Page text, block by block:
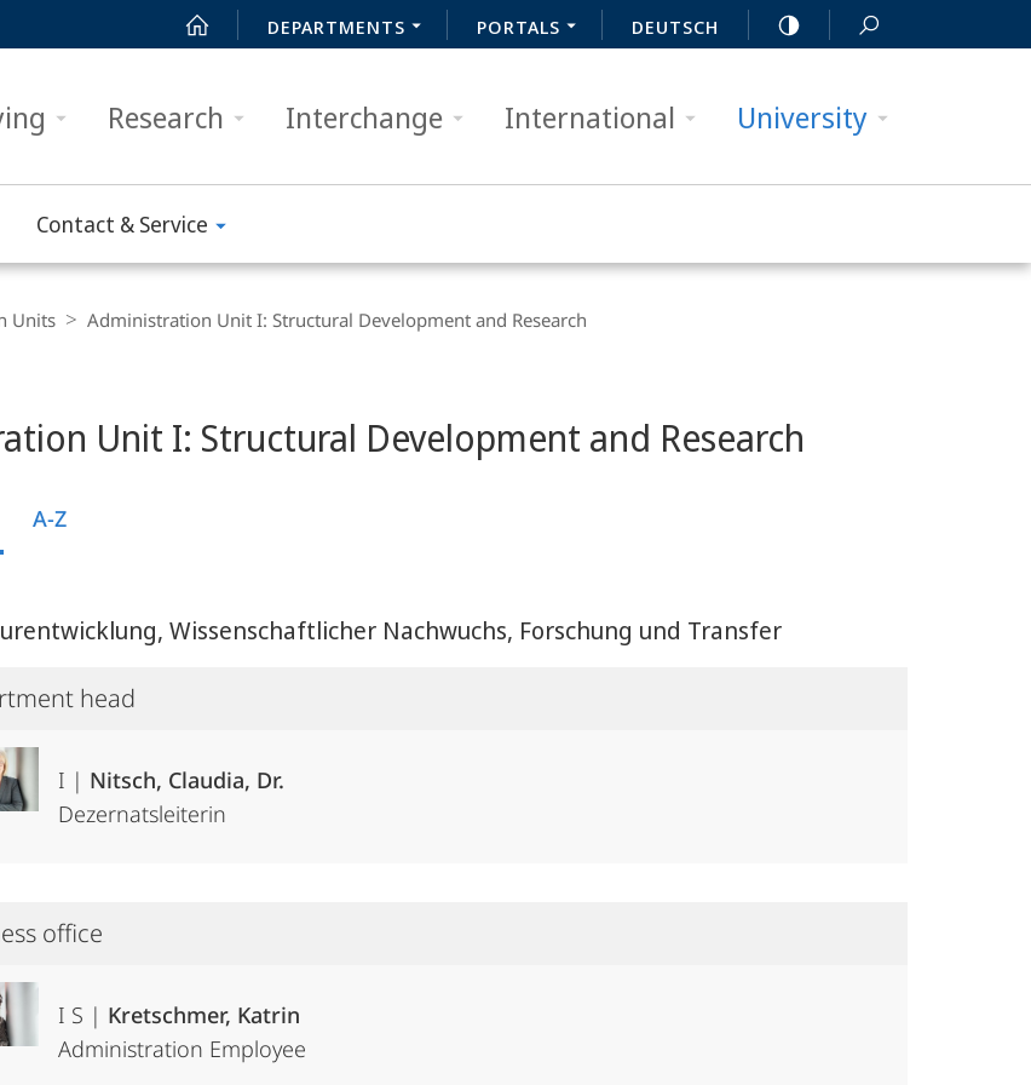
DEPARTMENTS PORTALS DEUTSCH
Research Interchange International University
Contact & Service
Units Administration Unit I: Structural Development and Research
Unit I: Structural Development and Research
A-Z
Wissenschaftlicher Nachwuchs, Forschung und Transfer
head
I | Nitsch, Claudia, Dr.
Dezernatsleiterin
office
I S | Kretschmer, Katrin
Administration Employee